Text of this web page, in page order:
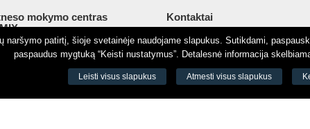
mokymo centras
0100 8525 8188
banko kodas 73000
Kontaktai
Šv. Stepono g. 27C,
+37060779864
naršymo patirtį, šioje svetainėje naudojame slapukus. Sutikdami,
paspaudus mygtuką “Keisti nustatymus”. Detalesnė informacija
Leisti visus slapukus Atmesti visus slapukus